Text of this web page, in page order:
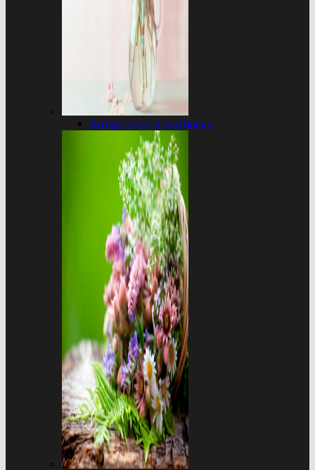
Arreglos con cristal